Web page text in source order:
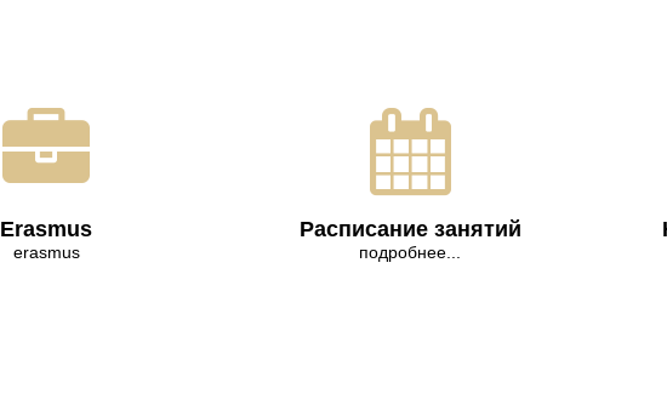
Erasmus
erasmus
Расписание занятий
подробнее...